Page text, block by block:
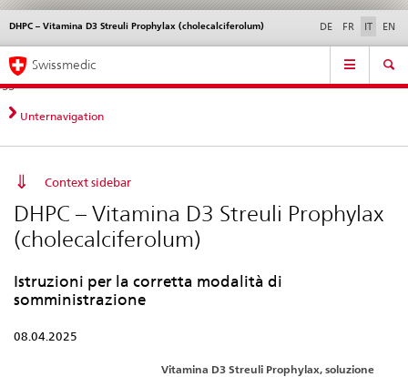
Navigazione
diretta:
novità,
aspetti
contatto
Novità &
norme
Contatto | Supporto &
aiuto
DHPC – Vitamina D3 Streuli Prophylax (cholecalciferolum) DE FR IT EN
Service
Navigation
Swissmedic
Unternavigation
Context sidebar
DHPC – Vitamina D3 Streuli Prophylax
(cholecalciferolum)
Istruzioni per la corretta modalità di
somministrazione
08.04.2025
Vitamina D3 Streuli Prophylax, soluzione